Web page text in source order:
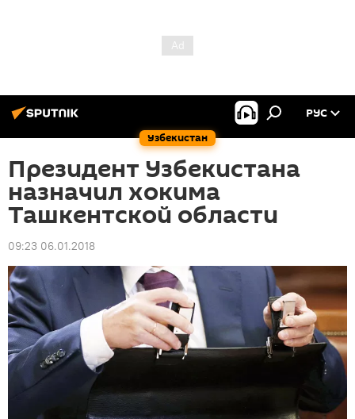
Узбекистан
РУС
Президент Узбекистана
назначил хокима
Ташкентской области
09:23 06.01.2018